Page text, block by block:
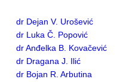
dr Dejan V. Urošević
dr Luka Č. Popović
dr Anđelka B. Kovačević
dr Dragana J. Ilić
dr Bojan R. Arbutina